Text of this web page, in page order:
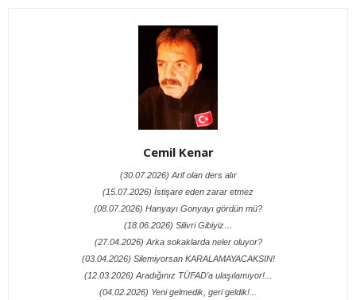
Cemil Kenar
(30.07.2026) Arif olan ders alır
(15.07.2026) İstişare eden zarar etmez
(08.07.2026) Hanyayı Gonyayı gördün mü?
(18.06.2026) Silivri Gibiyiz…
(27.04.2026) Arka sokaklarda neler oluyor?
(03.04.2026) Silemiyorsan KARALAMAYACAKSIN!
(12.03.2026) Aradığınız TÜFAD’a ulaşılamıyor!...
(04.02.2026) Yeni gelmedik, geri geldik!...